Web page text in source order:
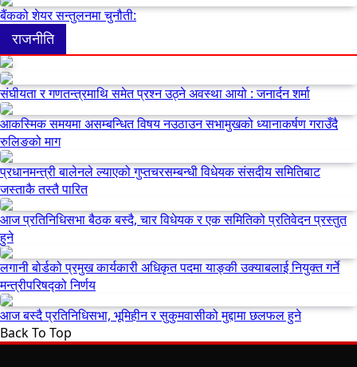
बैंकको शेयर सन्तुलनमा चुनौती:
राजनीति
संघीयता र गणतन्त्रमाथि समेत प्रश्न उठ्ने अवस्था आयो : जनार्दन शर्मा
आकस्मिक समयमा असम्बन्धित विषय नउठाउन सभामुखको ध्यानाकर्षण गराउँदै
रुलिङको माग
प्रधानमन्त्री बालेनले ल्याएको गुप्तचरसम्बन्धी विधेयक संसदीय समितिबाट
जस्ताकै तस्तै पारित
आज प्रतिनिधिसभा बैठक बस्दै, चार विधेयक र एक समितिको प्रतिवेदन प्रस्तुत
हुने
लगानी बोर्डको प्रमुख कार्यकारी अधिकृत पदमा याङ्की उक्याबलाई नियुक्त गर्ने
मन्त्रीपरिषद्को निर्णय
आज बस्दै प्रतिनिधिसभा, भूमिहीन र सुकुमवासीको मुद्दामा छलफल हुने
Back To Top